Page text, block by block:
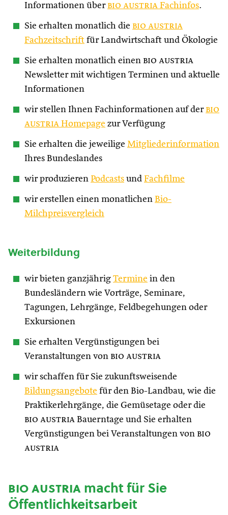
Informationen über bio austria Fachinfos.
Sie erhalten monatlich die bio austria
Fachzeitschrift für Landwirtschaft und Ökologie
Sie erhalten monatlich einen bio austria
Newsletter mit wichtigen Terminen und aktuelle
Informationen
wir stellen Ihnen Fachinformationen auf der bio
austria Homepage zur Verfügung
Sie erhalten die jeweilige Mitgliederinformation
Ihres Bundeslandes
wir produzieren Podcasts und Fachfilme
wir erstellen einen monatlichen Bio-
Milchpreisvergleich
Weiterbildung
wir bieten ganzjährig Termine in den
Bundesländern wie Vorträge, Seminare,
Tagungen, Lehrgänge, Feldbegehungen oder
Exkursionen
Sie erhalten Vergünstigungen bei
Veranstaltungen von bio austria
wir schaffen für Sie zukunftsweisende
Bildungsangebote für den Bio-Landbau, wie die
Praktikerlehrgänge, die Gemüsetage oder die
bio austria Bauerntage und Sie erhalten
Vergünstigungen bei Veranstaltungen von bio
austria
bio austriamacht für Sie
Öffentlichkeitsarbeit